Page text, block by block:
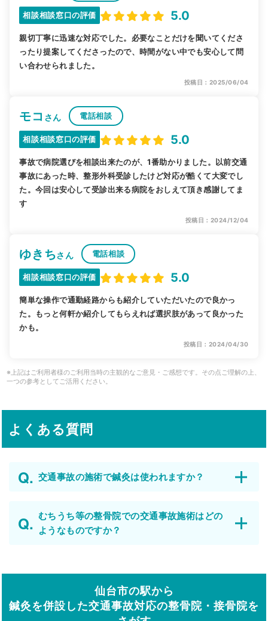
相談相談窓口の評価 5.0
親切丁寧に迅速な対応でした。必要なことだけを聞いてくださ
ったり提案してくださったので、時間がない中でも安心して問
い合わせられました。
投稿日：2025/06/04
モコ さん 電話相談
相談相談窓口の評価 5.0
事故で病院選びを相談出来たのが、1番助かりました。以前交通
事故にあった時、整形外科受診したけど対応が酷くて大変でし
た。今回は安心して受診出来る病院をおしえて頂き感謝してま
す
投稿日：2024/12/04
ゆきちさん 電話相談
相談相談窓口の評価 5.0
簡単な操作で通勤経路からも紹介していただいたので良かっ
た。もっと何軒か紹介してもらえれば選択肢があって良かった
かも。
投稿日：2024/04/30
※上記はご利用者様のご利用当時の主観的なご意見・ご感想です。その点ご理解の上、
一つの参考としてご活用ください。
よくある質問
交通事故の施術で鍼灸は使われますか？
むちうち等の整骨院での交通事故施術はどの
ようなものですか？
仙台市の駅から
鍼灸を併設した交通事故対応の整骨院・接骨院を